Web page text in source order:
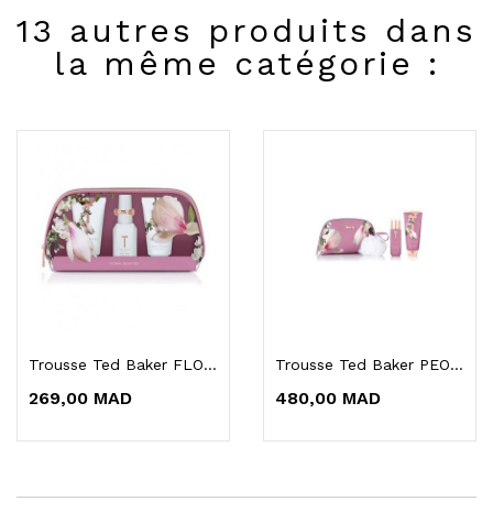
13 autres produits dans
la même catégorie :
Trousse Ted Baker FLORAL BLISS WHITE Mini Size
269,00 MAD
Trousse Ted Baker PEONY SPRITZ
480,00 MAD